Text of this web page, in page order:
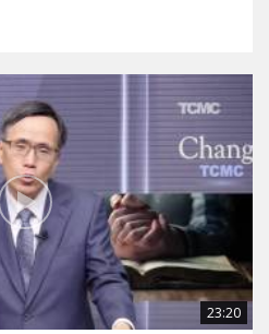
23:20